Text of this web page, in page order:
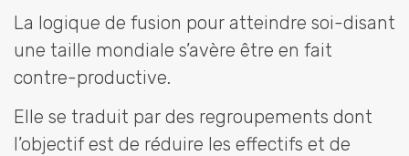
La logique de fusion pour atteindre soi-disant
une taille mondiale s’avère être en fait
contre-productive.
Elle se traduit par des regroupements dont
l’objectif est de réduire les effectifs et de